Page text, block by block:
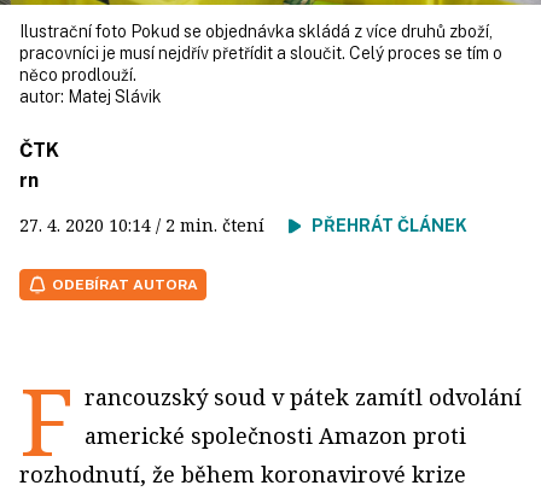
Ilustrační foto Pokud se objednávka skládá z více druhů zboží,
pracovníci je musí nejdřív přetřídit a sloučit. Celý proces se tím o
něco prodlouží.
autor: Matej Slávik
ČTK
rn
27. 4. 2020 10:14 / 2 min. čtení PŘEHRÁT ČLÁNEK
ODEBÍRAT AUTORA
F rancouzský soud v pátek zamítl odvolání
americké společnosti Amazon proti
rozhodnutí, že během koronavirové krize